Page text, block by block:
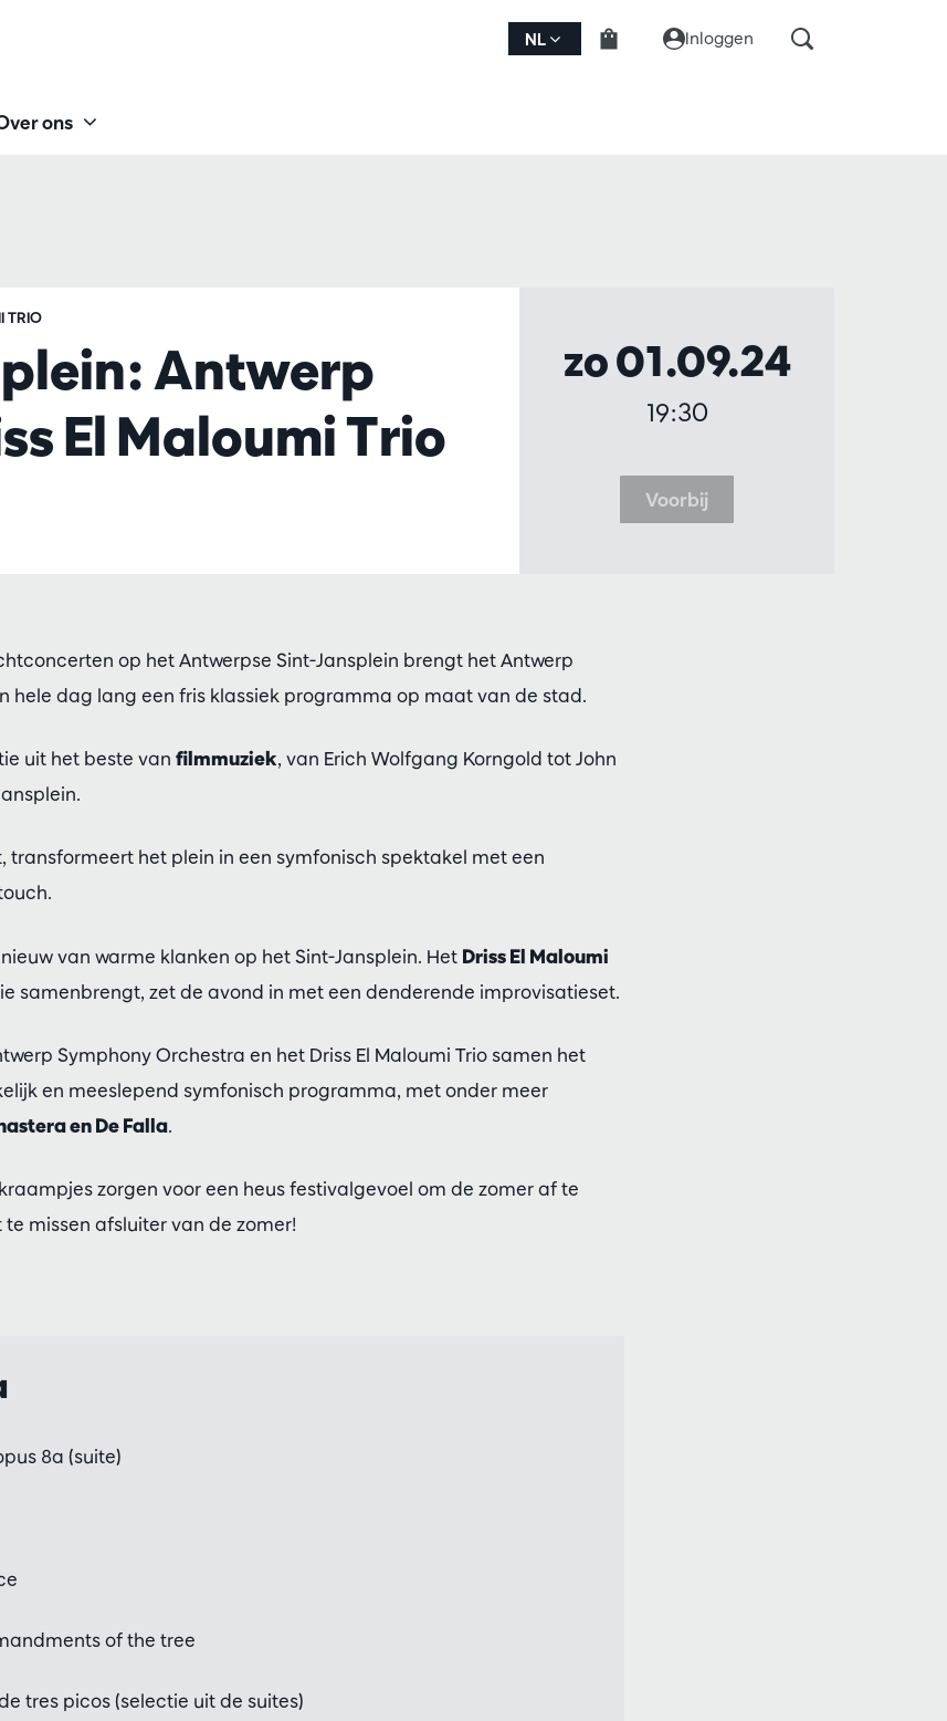
NL Inloggen
ons
Antwerp
El Maloumi Trio
TRIO
zo 01.09.24
19:30
Voorbij
op het Antwerpse Sint-Jansplein brengt het Antwerp
hele dag lang een fris klassiek programma op maat van de stad.
uit het beste van filmmuziek, van Erich Wolfgang Korngold tot John
transformeert het plein in een symfonisch spektakel met een
van warme klanken op het Sint-Jansplein. Het Driss El Maloumi
samenbrengt, zet de avond in met een denderende improvisatieset.
Symphony Orchestra en het Driss El Maloumi Trio samen het
en meeslepend symfonisch programma, met onder meer
en De Falla.
zorgen voor een heus festivalgevoel om de zomer af te
te missen afsluiter van de zomer!
8a (suite)
of the tree
tres picos (selectie uit de suites)